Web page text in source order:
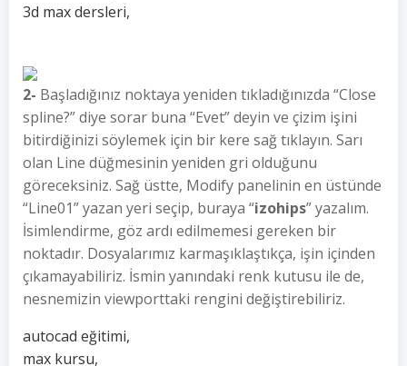
3d max dersleri,
2- Başladığınız noktaya yeniden tıkladığınızda “Close
spline?” diye sorar buna “Evet” deyin ve çizim işini
bitirdiğinizi söylemek için bir kere sağ tıklayın. Sarı
olan Line düğmesinin yeniden gri olduğunu
göreceksiniz. Sağ üstte, Modify panelinin en üstünde
“Line01” yazan yeri seçip, buraya “izohips” yazalım.
İsimlendirme, göz ardı edilmemesi gereken bir
noktadır. Dosyalarımız karmaşıklaştıkça, işin içinden
çıkamayabiliriz. İsmin yanındaki renk kutusu ile de,
nesnemizin viewporttaki rengini değiştirebiliriz.
autocad eğitimi,
max kursu,